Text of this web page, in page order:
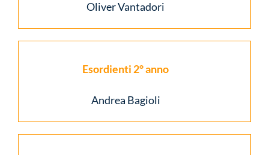
Oliver Vantadori
Esordienti 2° anno
Andrea Bagioli